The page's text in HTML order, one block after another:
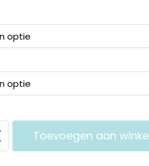
Toevoegen aan